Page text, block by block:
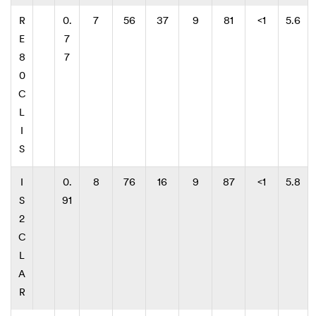
R
E
8
0
C
L
I
S
0.
7
7
7 56 37 9 81 <1 5.6
I
S
2
C
L
A
R
0.
91
8 76 16 9 87 <1 5.8